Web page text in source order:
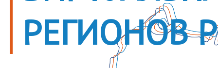
РЕГИОНОВ